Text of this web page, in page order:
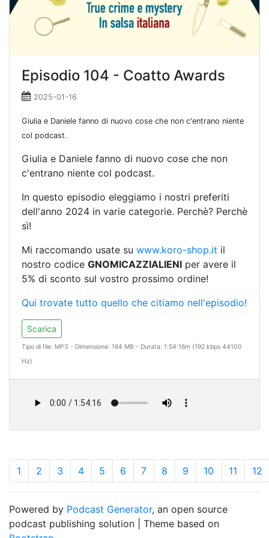
Episodio 104 - Coatto Awards
2025-01-16
Giulia e Daniele fanno di nuovo cose che non c'entrano niente
col podcast.
Giulia e Daniele fanno di nuovo cose che non
c'entrano niente col podcast.
In questo episodio eleggiamo i nostri preferiti
dell'anno 2024 in varie categorie. Perchè? Perchè
sì!
Mi raccomando usate su www.koro-shop.it il
nostro codice GNOMICAZZIALIENI per avere il
5% di sconto sul vostro prossimo ordine!
Qui trovate tutto quello che citiamo nell'episodio!
Scarica
Tipo di file: MP3 - Dimensione: 164 MB - Durata: 1:54:16m (192 kbps 44100
Hz)
1 2 3 4 5 6 7 8 9 10 11 12
Powered by Podcast Generator, an open source
podcast publishing solution | Theme based on